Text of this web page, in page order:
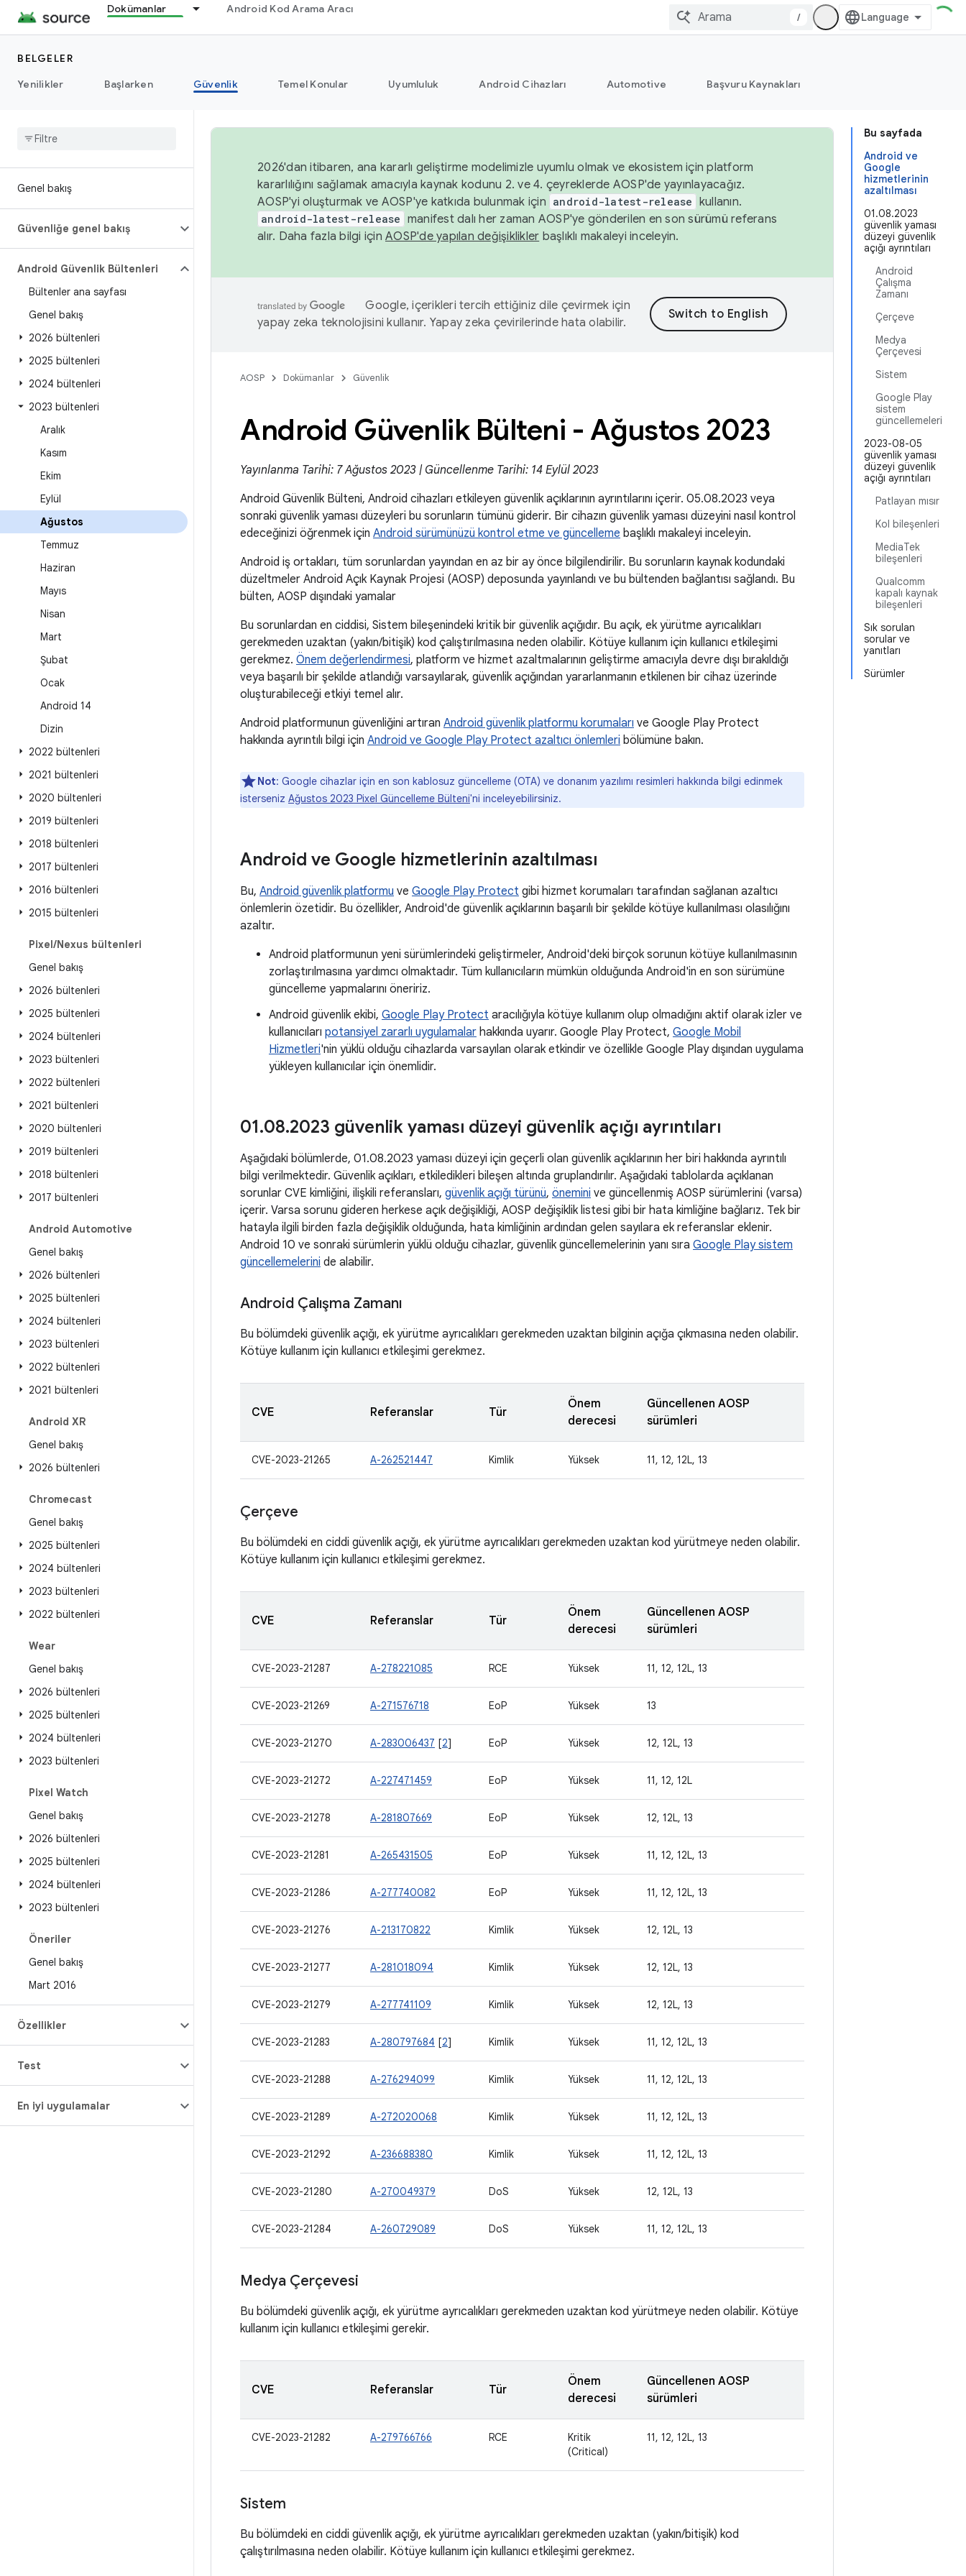
Dokümanlar Android Kod Arama Aracı
/
BELGELER
Yenilikler
Başlarken Güvenlik Temel Konular Uyumluluk Android Cihazları Automotive Başvuru Kaynakları
Genel bakış
Güvenliğe genel bakış
Android Güvenlik Bültenleri
Bültenler ana sayfası
Genel bakış
2026 bültenleri
2025 bültenleri
2024 bültenleri
2023 bültenleri
Aralık
Kasım
Ekim
Eylül
Ağustos
Temmuz
Haziran
Mayıs
Nisan
Mart
Şubat
Ocak
Android 14
Dizin
2022 bültenleri
2021 bültenleri
2020 bültenleri
2019 bültenleri
2018 bültenleri
2017 bültenleri
2016 bültenleri
2015 bültenleri
Pixel/Nexus bültenleri
Genel bakış
2026 bültenleri
2025 bültenleri
2024 bültenleri
2023 bültenleri
2022 bültenleri
2021 bültenleri
2020 bültenleri
2019 bültenleri
2018 bültenleri
2017 bültenleri
Android Automotive
Genel bakış
2026 bültenleri
2025 bültenleri
2024 bültenleri
2023 bültenleri
2022 bültenleri
2021 bültenleri
Android XR
Genel bakış
2026 bültenleri
Chromecast
Genel bakış
2025 bültenleri
2024 bültenleri
2023 bültenleri
2022 bültenleri
Wear
Genel bakış
2026 bültenleri
2025 bültenleri
2024 bültenleri
2023 bültenleri
Pixel Watch
Genel bakış
2026 bültenleri
2025 bültenleri
2024 bültenleri
2023 bültenleri
Öneriler
Genel bakış
Mart 2016
Özellikler
Test
En iyi uygulamalar
Bu sayfada
Android ve
Google
hizmetlerinin
azaltılması
01.08.2023
güvenlik yaması
düzeyi güvenlik
açığı ayrıntıları
Android
Çalışma
Zamanı
Çerçeve
Medya
Çerçevesi
Sistem
Google Play
sistem
güncellemeleri
2023-08-05
güvenlik yaması
düzeyi güvenlik
açığı ayrıntıları
Patlayan mısır
Kol bileşenleri
MediaTek
bileşenleri
Qualcomm
kapalı kaynak
bileşenleri
Sık sorulan
sorular ve
yanıtları
Sürümler
2026'dan itibaren, ana kararlı geliştirme modelimizle uyumlu olmak ve ekosistem için platform
kararlılığını sağlamak amacıyla kaynak kodunu 2. ve 4. çeyreklerde AOSP'de yayınlayacağız.
AOSP'yi oluşturmak ve AOSP'ye katkıda bulunmak için android-latest-release kullanın.
android-latest-release manifest dalı her zaman AOSP'ye gönderilen en son sürümü referans
alır. Daha fazla bilgi için AOSP'de yapılan değişiklikler başlıklı makaleyi inceleyin.
Google, içerikleri tercih ettiğiniz dile çevirmek için
yapay zeka teknolojisini kullanır. Yapay zeka çevirilerinde hata olabilir.
AOSP Dokümanlar Güvenlik
Android Güvenlik Bülteni - Ağustos 2023
Yayınlanma Tarihi: 7 Ağustos 2023 | Güncellenme Tarihi: 14 Eylül 2023
Android Güvenlik Bülteni, Android cihazları etkileyen güvenlik açıklarının ayrıntılarını içerir. 05.08.2023 veya
sonraki güvenlik yaması düzeyleri bu sorunların tümünü giderir. Bir cihazın güvenlik yaması düzeyini nasıl kontrol
edeceğinizi öğrenmek için Android sürümünüzü kontrol etme ve güncelleme başlıklı makaleyi inceleyin.
Android iş ortakları, tüm sorunlardan yayından en az bir ay önce bilgilendirilir. Bu sorunların kaynak kodundaki
düzeltmeler Android Açık Kaynak Projesi (AOSP) deposunda yayınlandı ve bu bültenden bağlantısı sağlandı. Bu
bülten, AOSP dışındaki yamalar
Bu sorunlardan en ciddisi, Sistem bileşenindeki kritik bir güvenlik açığıdır. Bu açık, ek yürütme ayrıcalıkları
gerekmeden uzaktan (yakın/bitişik) kod çalıştırılmasına neden olabilir. Kötüye kullanım için kullanıcı etkileşimi
gerekmez. Önem değerlendirmesi, platform ve hizmet azaltmalarının geliştirme amacıyla devre dışı bırakıldığı
veya başarılı bir şekilde atlandığı varsayılarak, güvenlik açığından yararlanmanın etkilenen bir cihaz üzerinde
oluşturabileceği etkiyi temel alır.
Android platformunun güvenliğini artıran Android güvenlik platformu korumaları ve Google Play Protect
hakkında ayrıntılı bilgi için Android ve Google Play Protect azaltıcı önlemleri bölümüne bakın.
Not: Google cihazlar için en son kablosuz güncelleme (OTA) ve donanım yazılımı resimleri hakkında bilgi edinmek
isterseniz Ağustos 2023 Pixel Güncelleme Bülteni'ni inceleyebilirsiniz.
Android ve Google hizmetlerinin azaltılması
Bu, Android güvenlik platformu ve Google Play Protect gibi hizmet korumaları tarafından sağlanan azaltıcı
önlemlerin özetidir. Bu özellikler, Android'de güvenlik açıklarının başarılı bir şekilde kötüye kullanılması olasılığını
azaltır.
Android platformunun yeni sürümlerindeki geliştirmeler, Android'deki birçok sorunun kötüye kullanılmasının
zorlaştırılmasına yardımcı olmaktadır. Tüm kullanıcıların mümkün olduğunda Android'in en son sürümüne
güncelleme yapmalarını öneririz.
Android güvenlik ekibi, Google Play Protect aracılığıyla kötüye kullanım olup olmadığını aktif olarak izler ve
kullanıcıları potansiyel zararlı uygulamalar hakkında uyarır. Google Play Protect, Google Mobil
Hizmetleri'nin yüklü olduğu cihazlarda varsayılan olarak etkindir ve özellikle Google Play dışından uygulama
yükleyen kullanıcılar için önemlidir.
01.08.2023 güvenlik yaması düzeyi güvenlik açığı ayrıntıları
Aşağıdaki bölümlerde, 01.08.2023 yaması düzeyi için geçerli olan güvenlik açıklarının her biri hakkında ayrıntılı
bilgi verilmektedir. Güvenlik açıkları, etkiledikleri bileşen altında gruplandırılır. Aşağıdaki tablolarda açıklanan
sorunlar CVE kimliğini, ilişkili referansları, güvenlik açığı türünü, önemini ve güncellenmiş AOSP sürümlerini (varsa)
içerir. Varsa sorunu gideren herkese açık değişikliği, AOSP değişiklik listesi gibi bir hata kimliğine bağlarız. Tek bir
hatayla ilgili birden fazla değişiklik olduğunda, hata kimliğinin ardından gelen sayılara ek referanslar eklenir.
Android 10 ve sonraki sürümlerin yüklü olduğu cihazlar, güvenlik güncellemelerinin yanı sıra Google Play sistem
güncellemelerini de alabilir.
Android Çalışma Zamanı
Bu bölümdeki güvenlik açığı, ek yürütme ayrıcalıkları gerekmeden uzaktan bilginin açığa çıkmasına neden olabilir.
Kötüye kullanım için kullanıcı etkileşimi gerekmez.
CVE Referanslar Tür
Önem
derecesi
Güncellenen AOSP
sürümleri
CVE-2023-21265 A-262521447 Kimlik Yüksek 11, 12, 12L, 13
Çerçeve
Bu bölümdeki en ciddi güvenlik açığı, ek yürütme ayrıcalıkları gerekmeden uzaktan kod yürütmeye neden olabilir.
Kötüye kullanım için kullanıcı etkileşimi gerekmez.
CVE Referanslar Tür
Önem
derecesi
Güncellenen AOSP
sürümleri
CVE-2023-21287 A-278221085 RCE Yüksek 11, 12, 12L, 13
CVE-2023-21269 A-271576718 EoP Yüksek 13
CVE-2023-21270 A-283006437 [2] EoP Yüksek 12, 12L, 13
CVE-2023-21272 A-227471459 EoP Yüksek 11, 12, 12L
CVE-2023-21278 A-281807669 EoP Yüksek 12, 12L, 13
CVE-2023-21281 A-265431505 EoP Yüksek 11, 12, 12L, 13
CVE-2023-21286 A-277740082 EoP Yüksek 11, 12, 12L, 13
CVE-2023-21276 A-213170822 Kimlik Yüksek 12, 12L, 13
CVE-2023-21277 A-281018094 Kimlik Yüksek 12, 12L, 13
CVE-2023-21279 A-277741109 Kimlik Yüksek 12, 12L, 13
CVE-2023-21283 A-280797684 [2] Kimlik Yüksek 11, 12, 12L, 13
CVE-2023-21288 A-276294099 Kimlik Yüksek 11, 12, 12L, 13
CVE-2023-21289 A-272020068 Kimlik Yüksek 11, 12, 12L, 13
CVE-2023-21292 A-236688380 Kimlik Yüksek 11, 12, 12L, 13
CVE-2023-21280 A-270049379 DoS Yüksek 12, 12L, 13
CVE-2023-21284 A-260729089 DoS Yüksek 11, 12, 12L, 13
Medya Çerçevesi
Bu bölümdeki güvenlik açığı, ek yürütme ayrıcalıkları gerekmeden uzaktan kod yürütmeye neden olabilir. Kötüye
kullanım için kullanıcı etkileşimi gerekir.
CVE Referanslar Tür
Önem
derecesi
Güncellenen AOSP
sürümleri
CVE-2023-21282 A-279766766 RCE
Kritik
(Critical)
11, 12, 12L, 13
Sistem
Bu bölümdeki en ciddi güvenlik açığı, ek yürütme ayrıcalıkları gerekmeden uzaktan (yakın/bitişik) kod
çalıştırılmasına neden olabilir. Kötüye kullanım için kullanıcı etkileşimi gerekmez.